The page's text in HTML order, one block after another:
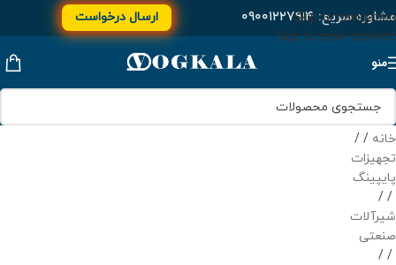
Skip to navigation
Skip to main content
مشاوره سریع:۰۹۰۰۱۲۲۷۹۱۴ ارسال درخواست
منو
خانه /
تجهیزات
پایپینگ
/
شیرآلات
صنعتی
/